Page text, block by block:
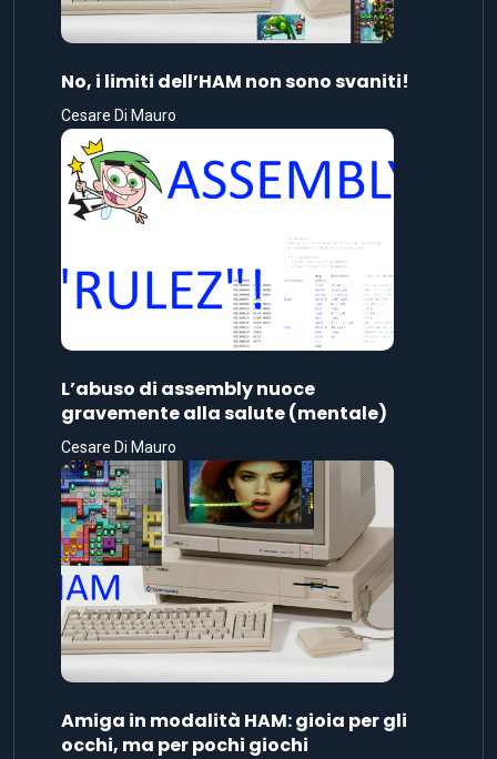
No, i limiti dell’HAM non sono svaniti!
Cesare Di Mauro
L’abuso di assembly nuoce
gravemente alla salute (mentale)
Cesare Di Mauro
Amiga in modalità HAM: gioia per gli
occhi, ma per pochi giochi